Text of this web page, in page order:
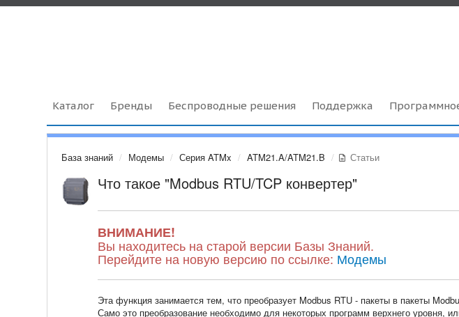
Каталог Бренды Беспроводные решения Поддержка
База знаний Модемы Серия ATMx ATM21.A/ATM21.B Статьи
Что такое "Modbus RTU/TCP конвертер"
ВНИМАНИЕ!
Вы находитесь на старой версии Базы Знаний.
Перейдите на новую версию по ссылке: Модемы
Эта функция занимается тем, что преобразует Modbus RTU - пакеты в пакеты
Само это преобразование необходимо для некоторых программ верхнего уровня,